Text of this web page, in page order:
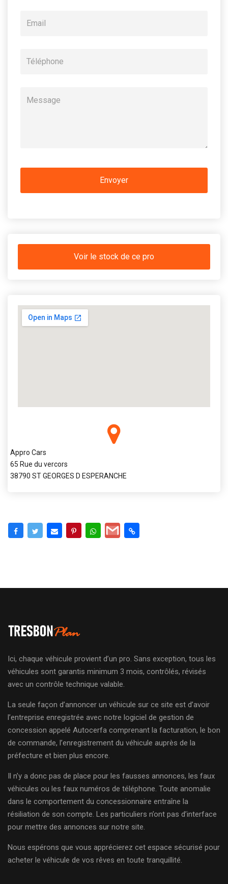
Voir le stock de ce pro
Appro Cars
65 Rue du vercors
38790 ST GEORGES D ESPERANCHE
Ici, chaque véhicule provient d’un pro. Sans exception, tous les
véhicules sont garantis minimum 3 mois, contrôlés, révisés
avec un contrôle technique valable.
La seule façon d’annoncer un véhicule sur ce site est d’avoir
l’entreprise enregistrée avec notre logiciel de gestion de
concession appelé Autocerfa comprenant la facturation, le bon
de commande, l’enregistrement du véhicule auprès de la
préfecture et bien plus encore.
Il n’y a donc pas de place pour les fausses annonces, les faux
véhicules ou les faux numéros de téléphone. Toute anomalie
dans le comportement du concessionnaire entraîne la
résiliation de son compte. Les particuliers n’ont pas d’interface
pour mettre des annonces sur notre site.
Nous espérons que vous apprécierez cet espace sécurisé pour
acheter le véhicule de vos rêves en toute tranquillité.